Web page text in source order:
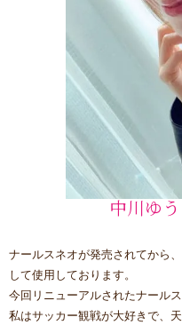
中川ゆ
ナールスネオが発売されてから
して使用しております。
今回リニューアルされたナール
私はサッカー観戦が大好きで、